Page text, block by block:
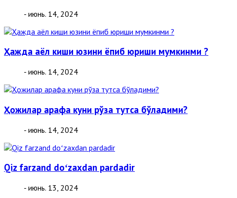
- июнь. 14, 2024
Ҳажда аёл киши юзини ёпиб юриши мумкинми ?
- июнь. 14, 2024
Ҳожилар арафа куни рўза тутса бўладими?
- июнь. 14, 2024
Qiz farzand doʻzaxdan pardadir
- июнь. 13, 2024